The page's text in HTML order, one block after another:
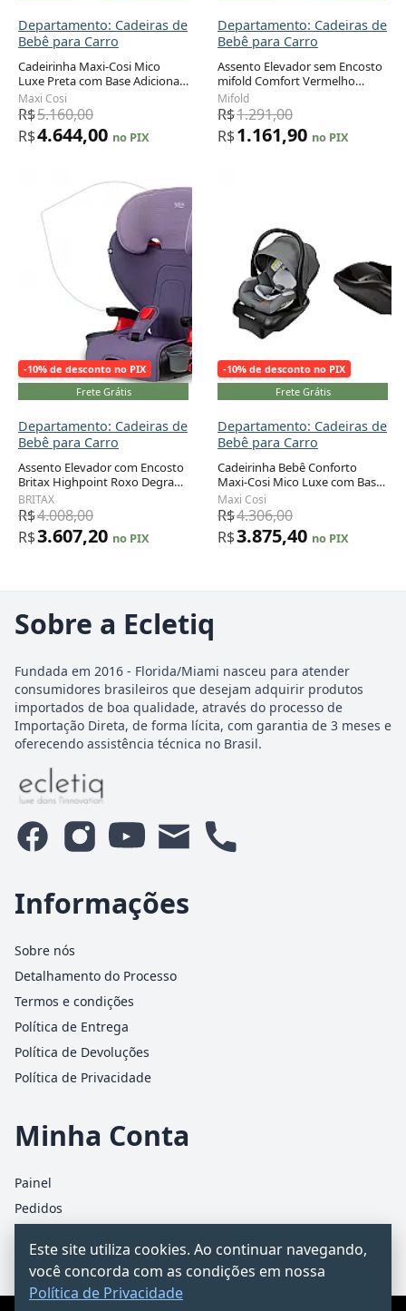
Departamento: Cadeiras de
Bebê para Carro
Cadeirinha Maxi-Cosi Mico
Luxe Preta com Base Adicional
Recém-nascido a 13,6 kg
Maxi Cosi
R$5.160,00
R$4.644,00 no PIX
Departamento: Cadeiras de
Bebê para Carro
Assento Elevador sem Encosto
mifold Comfort Vermelho
Corrida Portátil Grab-and-Go 18
a 45 kg
Mifold
R$1.291,00
R$1.161,90 no PIX
-10% de desconto no PIX
Frete Grátis
Departamento: Cadeiras de
Bebê para Carro
Assento Elevador com Encosto
Britax Highpoint Roxo Degradê
Conversível 18 a 54 kg
Adicionar ao carrinho
BRITAX
R$4.008,00
R$3.607,20 no PIX
-10% de desconto no PIX
Frete Grátis
Departamento: Cadeiras de
Bebê para Carro
Cadeirinha Bebê Conforto
Maxi-Cosi Mico Luxe com Base
Bege Voltada para Trás 1,8 a
13,6 kg
Adicionar ao carrinho
Maxi Cosi
R$4.306,00
R$3.875,40 no PIX
Sobre a Ecletiq
Fundada em 2016 - Florida/Miami nasceu para atender
consumidores brasileiros que desejam adquirir produtos
importados de boa qualidade, através do processo de
Importação Direta, de forma lícita, com garantia de 3 meses e
oferecendo assistência técnica no Brasil.
Informações
Sobre nós
Detalhamento do Processo
Termos e condições
Política de Entrega
Política de Devoluções
Política de Privacidade
Minha Conta
Painel
Pedidos
Carrinho
Este site utiliza cookies. Ao continuar navegando,
você concorda com as condições em nossa
Política de Privacidade